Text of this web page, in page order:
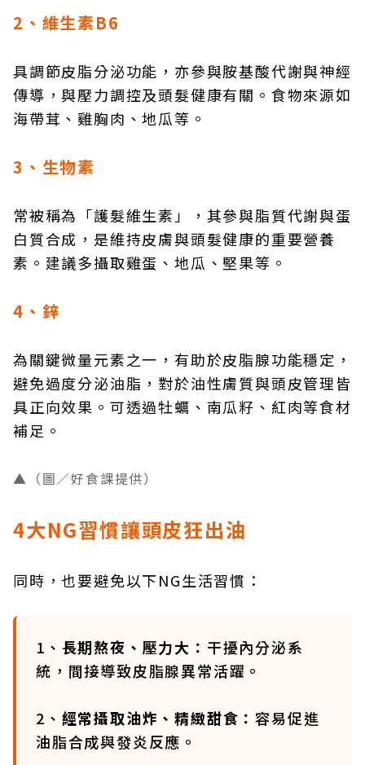
2、維生素B6
具調節皮脂分泌功能，亦參與胺基酸代謝與神經
傳導，與壓力調控及頭髮健康有關。食物來源如
海帶茸、雞胸肉、地瓜等。
3、生物素
常被稱為「護髮維生素」，其參與脂質代謝與蛋
白質合成，是維持皮膚與頭髮健康的重要營養
素。建議多攝取雞蛋、地瓜、堅果等。
4、鋅
為關鍵微量元素之一，有助於皮脂腺功能穩定，
避免過度分泌油脂，對於油性膚質與頭皮管理皆
具正向效果。可透過牡蠣、南瓜籽、紅肉等食材
補足。
▲（圖／好食課提供）
4大NG習慣讓頭皮狂出油
同時，也要避免以下NG生活習慣：
1、 長期熬夜、壓力大： 干擾內分泌系
統，間接導致皮脂腺異常活躍。
2、 經常攝取油炸、精緻甜食：容易促進
油脂合成與發炎反應。